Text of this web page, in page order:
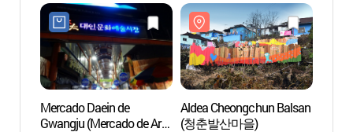
Mercado Daein de
Gwangju (Mercado de Arte
Aldea Cheongchun Balsan
(청춘발산마을)